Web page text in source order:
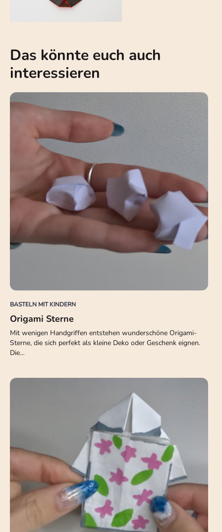
Das könnte euch auch
interessieren
BASTELN MIT KINDERN
Origami Sterne
Mit wenigen Handgriffen entstehen wunderschöne Origami-
Sterne, die sich perfekt als kleine Deko oder Geschenk eignen.
Die…